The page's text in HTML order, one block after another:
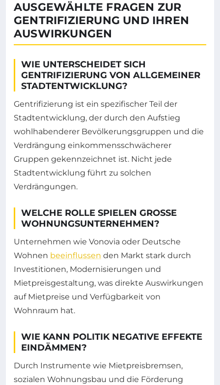
AUSGEWÄHLTE FRAGEN ZUR
GENTRIFIZIERUNG UND IHREN
AUSWIRKUNGEN
WIE UNTERSCHEIDET SICH
GENTRIFIZIERUNG VON ALLGEMEINER
STADTENTWICKLUNG?
Gentrifizierung ist ein spezifischer Teil der
Stadtentwicklung, der durch den Aufstieg
wohlhabenderer Bevölkerungsgruppen und die
Verdrängung einkommensschwächerer
Gruppen gekennzeichnet ist. Nicht jede
Stadtentwicklung führt zu solchen
Verdrängungen.
WELCHE ROLLE SPIELEN GROSSE W
OHNUNGSUNTERNEHMEN?
Unternehmen wie Vonovia oder Deutsche
Wohnen beeinflussen den Markt stark durch
Investitionen, Modernisierungen und
Mietpreisgestaltung, was direkte Auswirkungen
auf Mietpreise und Verfügbarkeit von
Wohnraum hat.
WIE KANN POLITIK NEGATIVE EFFEKTE
EINDÄMMEN?
Durch Instrumente wie Mietpreisbremsen,
sozialen Wohnungsbau und die Förderung